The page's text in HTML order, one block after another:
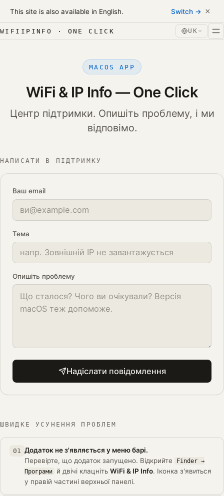
This site is also available in English. Switch → ×
Перейти до вмісту
WIFIIPINFO · ONE CLICK UK
MACOS APP
WiFi & IP Info — One Click
Центр підтримки. Опишіть проблему, і ми
відповімо.
НАПИСАТИ В ПІДТРИМКУ
Ваш email
Тема
Опишіть проблему
Надіслати повідомлення
ШВИДКЕ УСУНЕННЯ ПРОБЛЕМ
01 Додаток не з'являється у меню барі.
Перевірте, що додаток запущено. Відкрийте
Finder →
Програми
й двічі клацніть WiFi & IP Info. Іконка з'явиться
у правій частині верхньої панелі.